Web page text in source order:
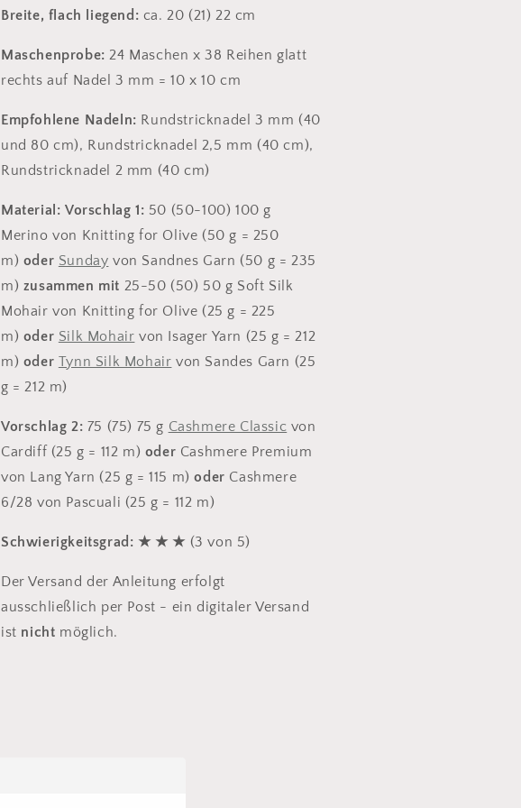
Breite, flach liegend: ca. 20 (21) 22 cm
Maschenprobe: 24 Maschen x 38 Reihen glatt
rechts auf Nadel 3 mm = 10 x 10 cm
Empfohlene Nadeln: Rundstricknadel 3 mm (40
und 80 cm), Rundstricknadel 2,5 mm (40 cm),
Rundstricknadel 2 mm (40 cm)
Material: Vorschlag 1: 50 (50-100) 100 g
Merino von Knitting for Olive (50 g = 250
m) oder Sunday von Sandnes Garn (50 g = 235
m) zusammen mit 25-50 (50) 50 g Soft Silk
Mohair von Knitting for Olive (25 g = 225
m) oder Silk Mohair von Isager Yarn (25 g = 212
m) oder Tynn Silk Mohair von Sandes Garn (25
g = 212 m)
Vorschlag 2: 75 (75) 75 g Cashmere Classic von
Cardiff (25 g = 112 m) oder Cashmere Premium
von Lang Yarn (25 g = 115 m) oder Cashmere
6/28 von Pascuali (25 g = 112 m)
Schwierigkeitsgrad: ★ ★ ★ (3 von 5)
Der Versand der Anleitung erfolgt
ausschließlich per Post - ein digitaler Versand
ist nicht möglich.